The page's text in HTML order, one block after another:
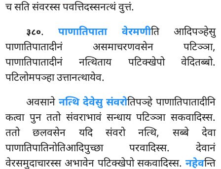
च सति संवरस्स पवत्तिदस्सनत्थं वुत्तं.
३८०.पाणातिपाता वेरमणीति आदिपञ्हेसु
पाणातिपातादीनं असमाचरणवसेन पटिञ्ञा,
पाणातिपातादीनं नत्थिताय पटिक्खेपो वेदितब्बो.
पटिलोमपञ्हा उत्तानत्थायेव.
अवसाने नत्थि देवेसु संवरोतिपञ्हे पाणातिपातादीनि
कत्वा पुन ततो संवराभावं सन्धाय पटिञ्ञा सकवादिस्स.
ततो छलवसेन यदि संवरो नत्थि, सब्बे देवा
पाणातिपातिनोतिआदिपुच्छा परवादिस्स. देवानं
वेरसमुदाचारस्स अभावेन पटिक्खेपो सकवादिस्स. नहेवन्ति